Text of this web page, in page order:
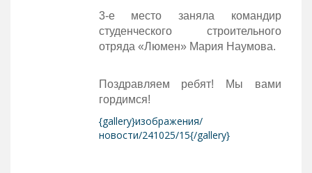
3-е место заняла командир
студенческого строительного
отряда «Люмен» Мария Наумова.
Поздравляем ребят! Мы вами
гордимся!
{gallery}изображения/
новости/241025/15{/gallery}